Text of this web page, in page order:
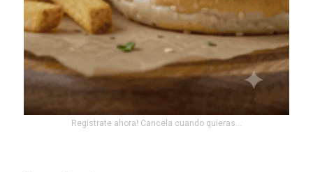
Registrate ahora! Cancela cuando quieras...